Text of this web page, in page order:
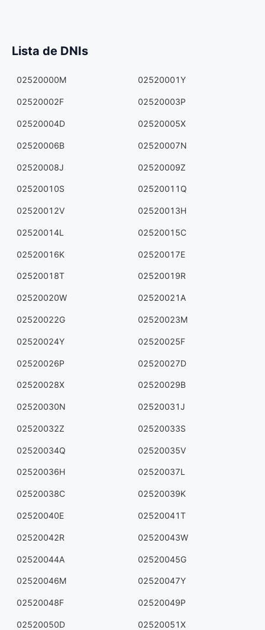
Lista de DNIs
02520000M 02520001Y
02520002F 02520003P
02520004D 02520005X
02520006B 02520007N
02520008J 02520009Z
02520010S 02520011Q
02520012V 02520013H
02520014L 02520015C
02520016K 02520017E
02520018T 02520019R
02520020W 02520021A
02520022G 02520023M
02520024Y 02520025F
02520026P 02520027D
02520028X 02520029B
02520030N 02520031J
02520032Z 02520033S
02520034Q 02520035V
02520036H 02520037L
02520038C 02520039K
02520040E 02520041T
02520042R 02520043W
02520044A 02520045G
02520046M 02520047Y
02520048F 02520049P
02520050D 02520051X